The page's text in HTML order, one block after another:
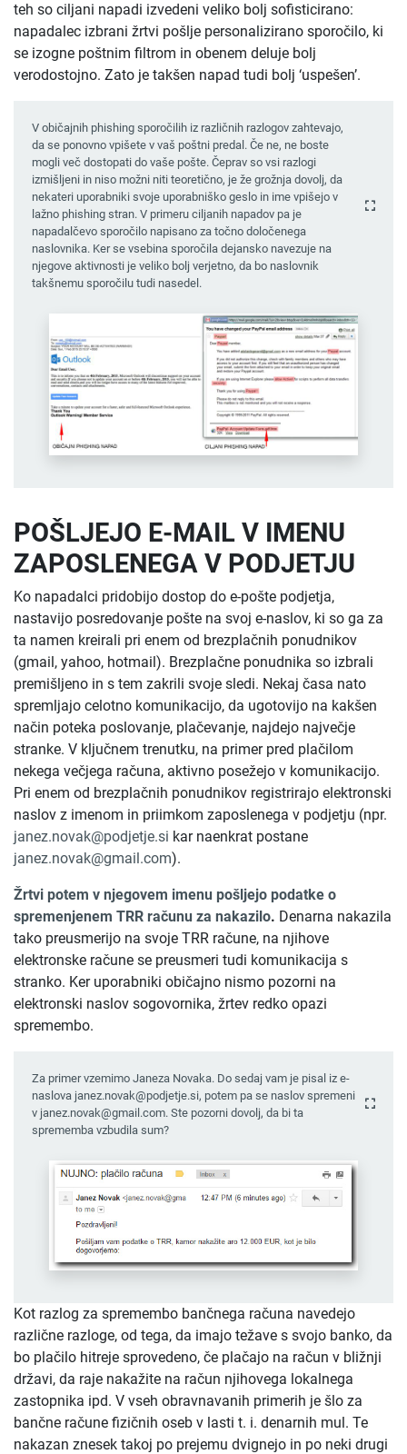
teh so ciljani napadi izvedeni veliko bolj sofisticirano:
napadalec izbrani žrtvi pošlje personalizirano sporočilo, ki
se izogne poštnim filtrom in obenem deluje bolj
verodostojno. Zato je takšen napad tudi bolj ‘uspešen’.
V običajnih phishing sporočilih iz različnih razlogov zahtevajo,
da se ponovno vpišete v vaš poštni predal. Če ne, ne boste
mogli več dostopati do vaše pošte. Čeprav so vsi razlogi
izmišljeni in niso možni niti teoretično, je že grožnja dovolj, da
nekateri uporabniki svoje uporabniško geslo in ime vpišejo v
lažno phishing stran. V primeru ciljanih napadov pa je
napadalčevo sporočilo napisano za točno določenega
naslovnika. Ker se vsebina sporočila dejansko navezuje na
njegove aktivnosti je veliko bolj verjetno, da bo naslovnik
takšnemu sporočilu tudi nasedel.
POŠLJEJO E-MAIL V IMENU
ZAPOSLENEGA V PODJETJU
Ko napadalci pridobijo dostop do e-pošte podjetja,
nastavijo posredovanje pošte na svoj e-naslov, ki so ga za
ta namen kreirali pri enem od brezplačnih ponudnikov
(gmail, yahoo, hotmail). Brezplačne ponudnika so izbrali
premišljeno in s tem zakrili svoje sledi. Nekaj časa nato
spremljajo celotno komunikacijo, da ugotovijo na kakšen
način poteka poslovanje, plačevanje, najdejo največje
stranke. V ključnem trenutku, na primer pred plačilom
nekega večjega računa, aktivno posežejo v komunikacijo.
Pri enem od brezplačnih ponudnikov registrirajo elektronski
naslov z imenom in priimkom zaposlenega v podjetju (npr.
janez.novak@podjetje.si kar naenkrat postane
janez.novak@gmail.com).
Žrtvi potem v njegovem imenu pošljejo podatke o
spremenjenem TRR računu za nakazilo. Denarna nakazila
tako preusmerijo na svoje TRR račune, na njihove
elektronske račune se preusmeri tudi komunikacija s
stranko. Ker uporabniki običajno nismo pozorni na
elektronski naslov sogovornika, žrtev redko opazi
spremembo.
Za primer vzemimo Janeza Novaka. Do sedaj vam je pisal iz e-
naslova janez.novak@podjetje.si, potem pa se naslov spremeni
v janez.novak@gmail.com. Ste pozorni dovolj, da bi ta
sprememba vzbudila sum?
Kot razlog za spremembo bančnega računa navedejo
različne razloge, od tega, da imajo težave s svojo banko, da
bo plačilo hitreje sprovedeno, če plačajo na račun v bližnji
državi, da raje nakažite na račun njihovega lokalnega
zastopnika ipd. V vseh obravnavanih primerih je šlo za
bančne račune fizičnih oseb v lasti t. i. denarnih mul. Te
nakazan znesek takoj po prejemu dvignejo in po neki drugi